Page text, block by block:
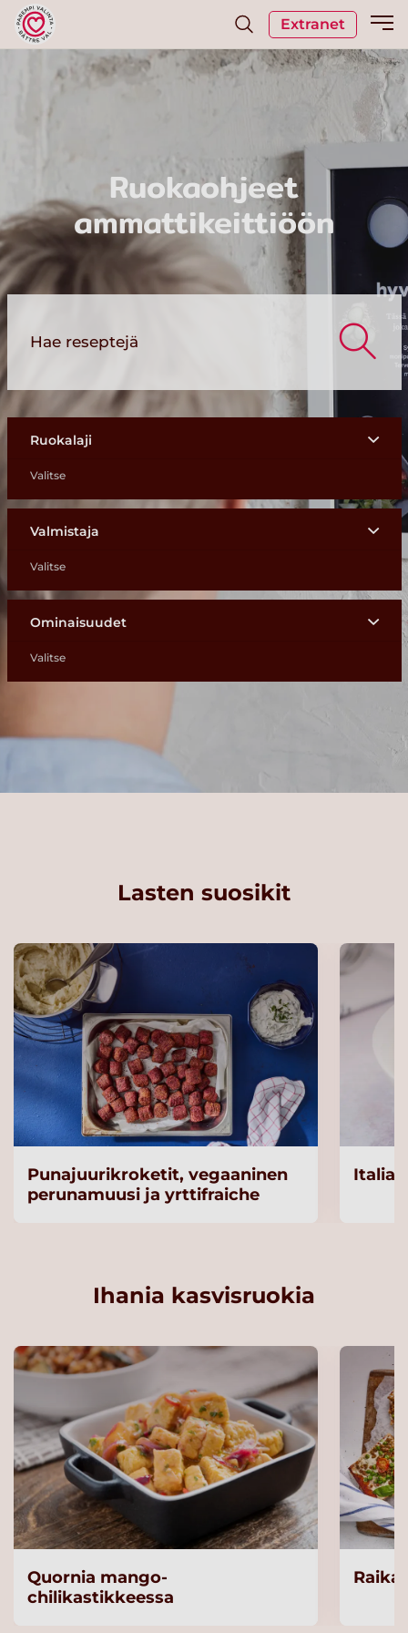
Extranet
Ruokaohjeet
ammattikeittiöön
Ruokalaji
Valmistaja
Ominaisuudet
Lasten suosikit
Punajuurikroketit, vegaaninen
perunamuusi ja yrttifraiche
Ihania kasvisruokia
Quornia mango-
chilikastikkeessa